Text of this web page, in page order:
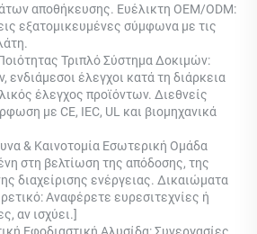
αποθήκευσης. Ευέλικτη OEM/ODM:
εξατομικευμένες σύμφωνα με τις
Τριπλό Σύστημα Δοκιμών:
έλεγχοι κατά τη διάρκεια
έλεγχος προϊόντων. Διεθνείς
με CE, IEC, UL και βιομηχανικά
& Καινοτομία Εσωτερική Ομάδα
στη βελτίωση της απόδοσης, της
διαχείρισης ενέργειας. Δικαιώματα
Αναφέρετε ευρεσιτεχνίες ή
αν ισχύει.]
Εφοδιαστική Αλυσίδα: Συνεργασίες